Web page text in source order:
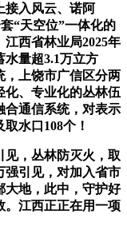
接入风云、诺阿
“天空位”一体化的
西省林业局2025年
水量超3.1万立方
，上饶市广信区分两
化、专业化的丛林伍
合通信系统，对表示
水口108个！
，丛林防灭火，取
强引见，对加入省市
大地，此中，守护好
。江西正正在用一项